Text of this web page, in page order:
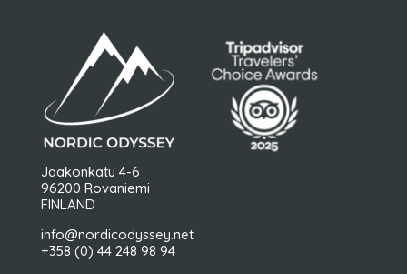
Jaakonkatu 4-6
96200 Rovaniemi
FINLAND
info@nordicodyssey.net
+358 (0) 44 248 98 94